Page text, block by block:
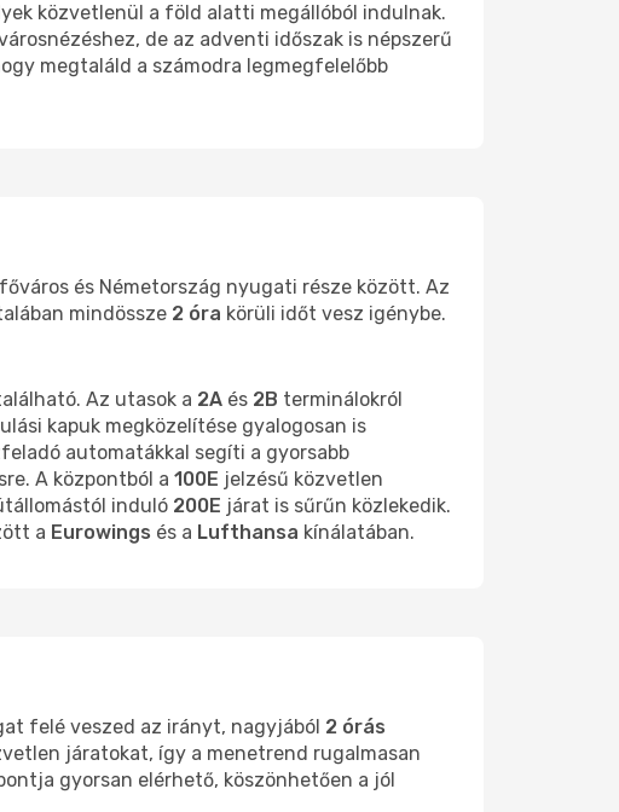
közvetlenül a föld alatti megállóból indulnak.
de az adventi időszak is népszerű
megtaláld a számodra legmegfelelőbb
és Németország nyugati része között. Az
mindössze 2 óra körüli időt vesz igénybe.
Az utasok a 2A és 2B terminálokról
kapuk megközelítése gyalogosan is
automatákkal segíti a gyorsabb
A központból a 100E jelzésű közvetlen
induló 200E járat is sűrűn közlekedik.
a Eurowings és a Lufthansa kínálatában.
felé veszed az irányt, nagyjából 2 órás
járatokat, így a menetrend rugalmasan
gyorsan elérhető, köszönhetően a jól